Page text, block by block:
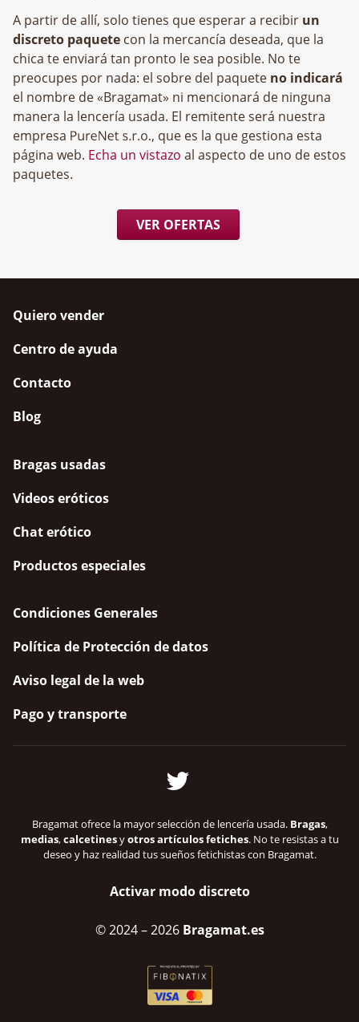
A partir de allí, solo tienes que esperar a recibir un
discreto paquete con la mercancía deseada, que la
chica te enviará tan pronto le sea posible. No te
preocupes por nada: el sobre del paquete no indicará
el nombre de «Bragamat» ni mencionará de ninguna
manera la lencería usada. El remitente será nuestra
empresa
, que es la que gestiona esta
página web. Echa un vistazo al aspecto de uno de estos
paquetes.
VER OFERTAS
Quiero vender
Centro de ayuda
Contacto
Blog
Bragas usadas
Videos eróticos
Chat erótico
Productos especiales
Condiciones Generales
Política de Protección de datos
Aviso legal de la web
Pago y transporte
Bragamat ofrece la mayor selección de lencería usada. Bragas,
medias,calcetinesyotros artículos fetiches. No te resistas a tu
deseo y haz realidad tus sueños fetichistas con Bragamat.
Activar modo discreto
© 2024– 2026 Bragamat.es